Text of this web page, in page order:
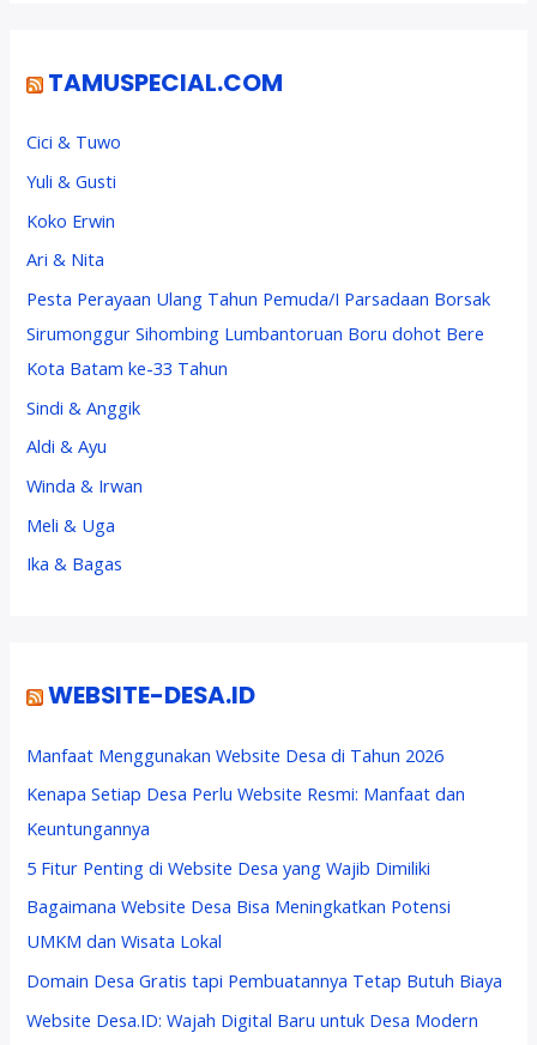
TAMUSPECIAL.COM
Cici & Tuwo
Yuli & Gusti
Koko Erwin
Ari & Nita
Pesta Perayaan Ulang Tahun Pemuda/I Parsadaan Borsak
Sirumonggur Sihombing Lumbantoruan Boru dohot Bere
Kota Batam ke-33 Tahun
Sindi & Anggik
Aldi & Ayu
Winda & Irwan
Meli & Uga
Ika & Bagas
WEBSITE-DESA.ID
Manfaat Menggunakan Website Desa di Tahun 2026
Kenapa Setiap Desa Perlu Website Resmi: Manfaat dan
Keuntungannya
5 Fitur Penting di Website Desa yang Wajib Dimiliki
Bagaimana Website Desa Bisa Meningkatkan Potensi
UMKM dan Wisata Lokal
Domain Desa Gratis tapi Pembuatannya Tetap Butuh Biaya
Website Desa.ID: Wajah Digital Baru untuk Desa Modern